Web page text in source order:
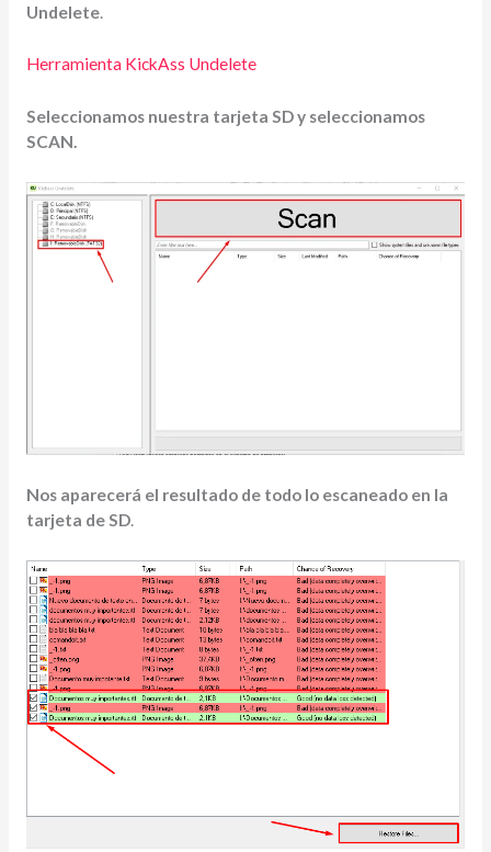
Undelete.
Herramienta KickAss Undelete
Seleccionamos nuestra tarjeta SD y seleccionamos
SCAN.
Nos aparecerá el resultado de todo lo escaneado en la
tarjeta de SD.